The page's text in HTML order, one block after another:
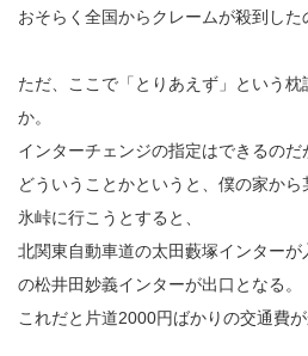
おそらく全国からクレームが殺到した
ただ、ここで「とりあえず」という
か。
インターチェンジの指定はできるのだ
どういうことかというと、僕の家か
氷峠に行こうとすると、
北関東自動車道の太田藪塚インター
の松井田妙義インターが出口となる。
これだと片道2000円ばかりの交通費が